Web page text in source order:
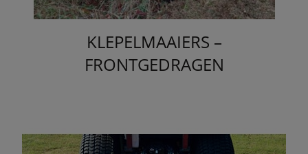
KLEPELMAAIERS –
FRONTGEDRAGEN